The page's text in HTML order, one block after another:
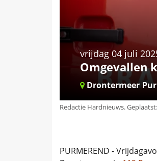
vrijdag 04 juli
Omgevallen
Drontermeer
Redactie Hardnieuws.
PURMEREND -